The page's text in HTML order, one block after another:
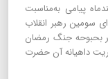
مومنی، وزیر کشور در روز ۱۸ اسفند‌ماه پیامی به‌مناسبت
سومین رهبر انقلاب
بحبوحه جنگ رمضان
داهیانه آن حضرت